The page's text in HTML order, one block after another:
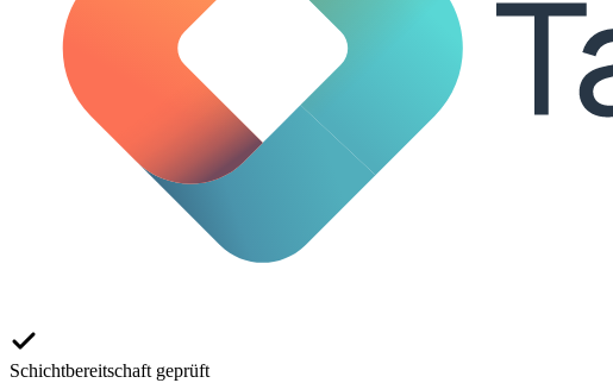
Schichtbereitschaft geprüft